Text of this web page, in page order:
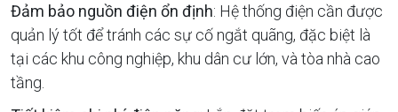
Đảm bảo nguồn điện ổn định: Hệ thống điện cần được
quản lý tốt để tránh các sự cố ngắt quãng, đặc biệt là
tại các khu công nghiệp, khu dân cư lớn, và tòa nhà cao
tầng.